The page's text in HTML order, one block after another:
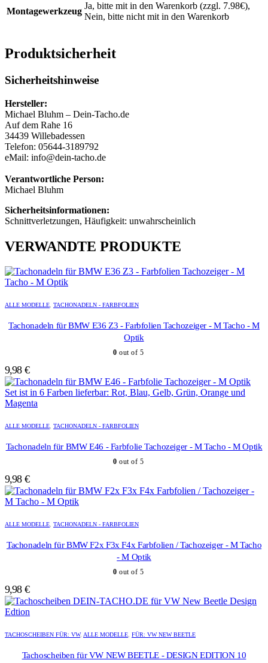
Montagewerkzeug
Ja, bitte mit in den Warenkorb (zzgl. 7.98€),
Nein, bitte nicht mit in den Warenkorb
Produktsicherheit
Sicherheitshinweise
Hersteller:
Michael Bluhm – Dein-Tacho.de
Auf dem Rahe 16
34439 Willebadessen
Telefon: 05644-3189792
eMail: info@dein-tacho.de
Verantwortliche Person:
Michael Bluhm
Sicherheitsinformationen:
Schnittverletzungen, Häufigkeit: unwahrscheinlich
VERWANDTE PRODUKTE
Produkt
mehrere
Optionen
können
auf
der
Produktseite
gewählt
Produkt
mehrere
Optionen
können
auf
der
Produktseite
gewählt
ALLE MODELLE, TACHONADELN - FARBFOLIEN
Tachonadeln für BMW E36 Z3 - Farbfolien Tachozeiger - M Tacho - M
Optik
0 out of 5
9,98 €
Produkt
mehrere
Die
Optionen
können
der
gewählt
Produkt
mehrere
Die
Optionen
können
der
gewählt
ALLE MODELLE, TACHONADELN - FARBFOLIEN
Tachonadeln für BMW E46 - Farbfolie Tachozeiger - M Tacho - M Optik
0 out of 5
9,98 €
Produkt
mehrere
Optionen
können
auf
Produktseite
werden
Produkt
mehrere
Optionen
können
auf
Produktseite
werden
ALLE MODELLE, TACHONADELN - FARBFOLIEN
Tachonadeln für BMW F2x F3x F4x Farbfolien / Tachozeiger - M Tacho
- M Optik
0 out of 5
9,98 €
Produkt
mehrere
Produkt
mehrere
TACHOSCHEIBEN FÜR: VW, ALLE MODELLE, FÜR: VW NEW BEETLE
Tachoscheiben für VW NEW BEETLE - DESIGN EDITION 10